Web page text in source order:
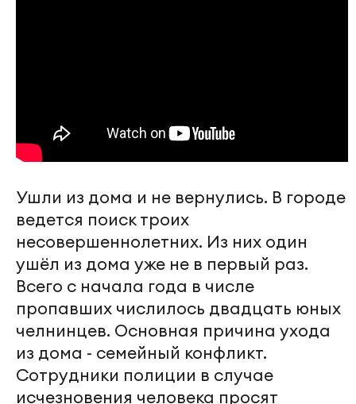
Ушли из дома и не вернулись. В городе
ведется поиск троих
несовершеннолетних. Из них один
ушёл из дома уже не в первый раз.
Всего с начала года в числе
пропавших числилось двадцать юных
челнинцев. Основная причина ухода
из дома - семейный конфликт.
Сотрудники полиции в случае
исчезновения человека просят